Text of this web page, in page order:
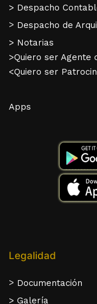
> Despacho
> Despacho de
> Notarias
>Quiero ser Agente
<Quiero ser
Apps
Legalidad
> Documentación
> Galería